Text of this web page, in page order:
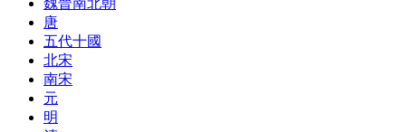
唐
五代十國
北宋
南宋
元
明